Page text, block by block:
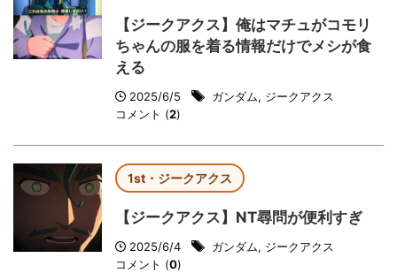
【ジークアクス】俺はマチュがコモリ
ちゃんの服を着る情報だけでメシが食
える
2025/6/5 ガンダム, ジークアクス
コメント (2)
1st・ジークアクス
【ジークアクス】NT尋問が便利すぎ
2025/6/4 ガンダム, ジークアクス
コメント (0)